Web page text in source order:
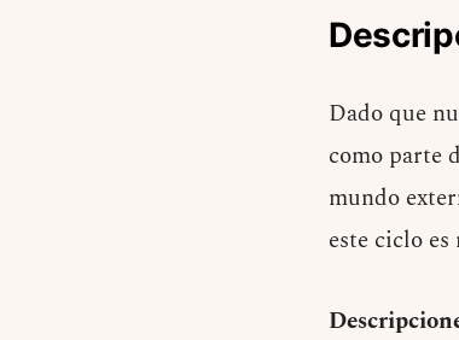
Dado que
como parte
mundo
este ciclo